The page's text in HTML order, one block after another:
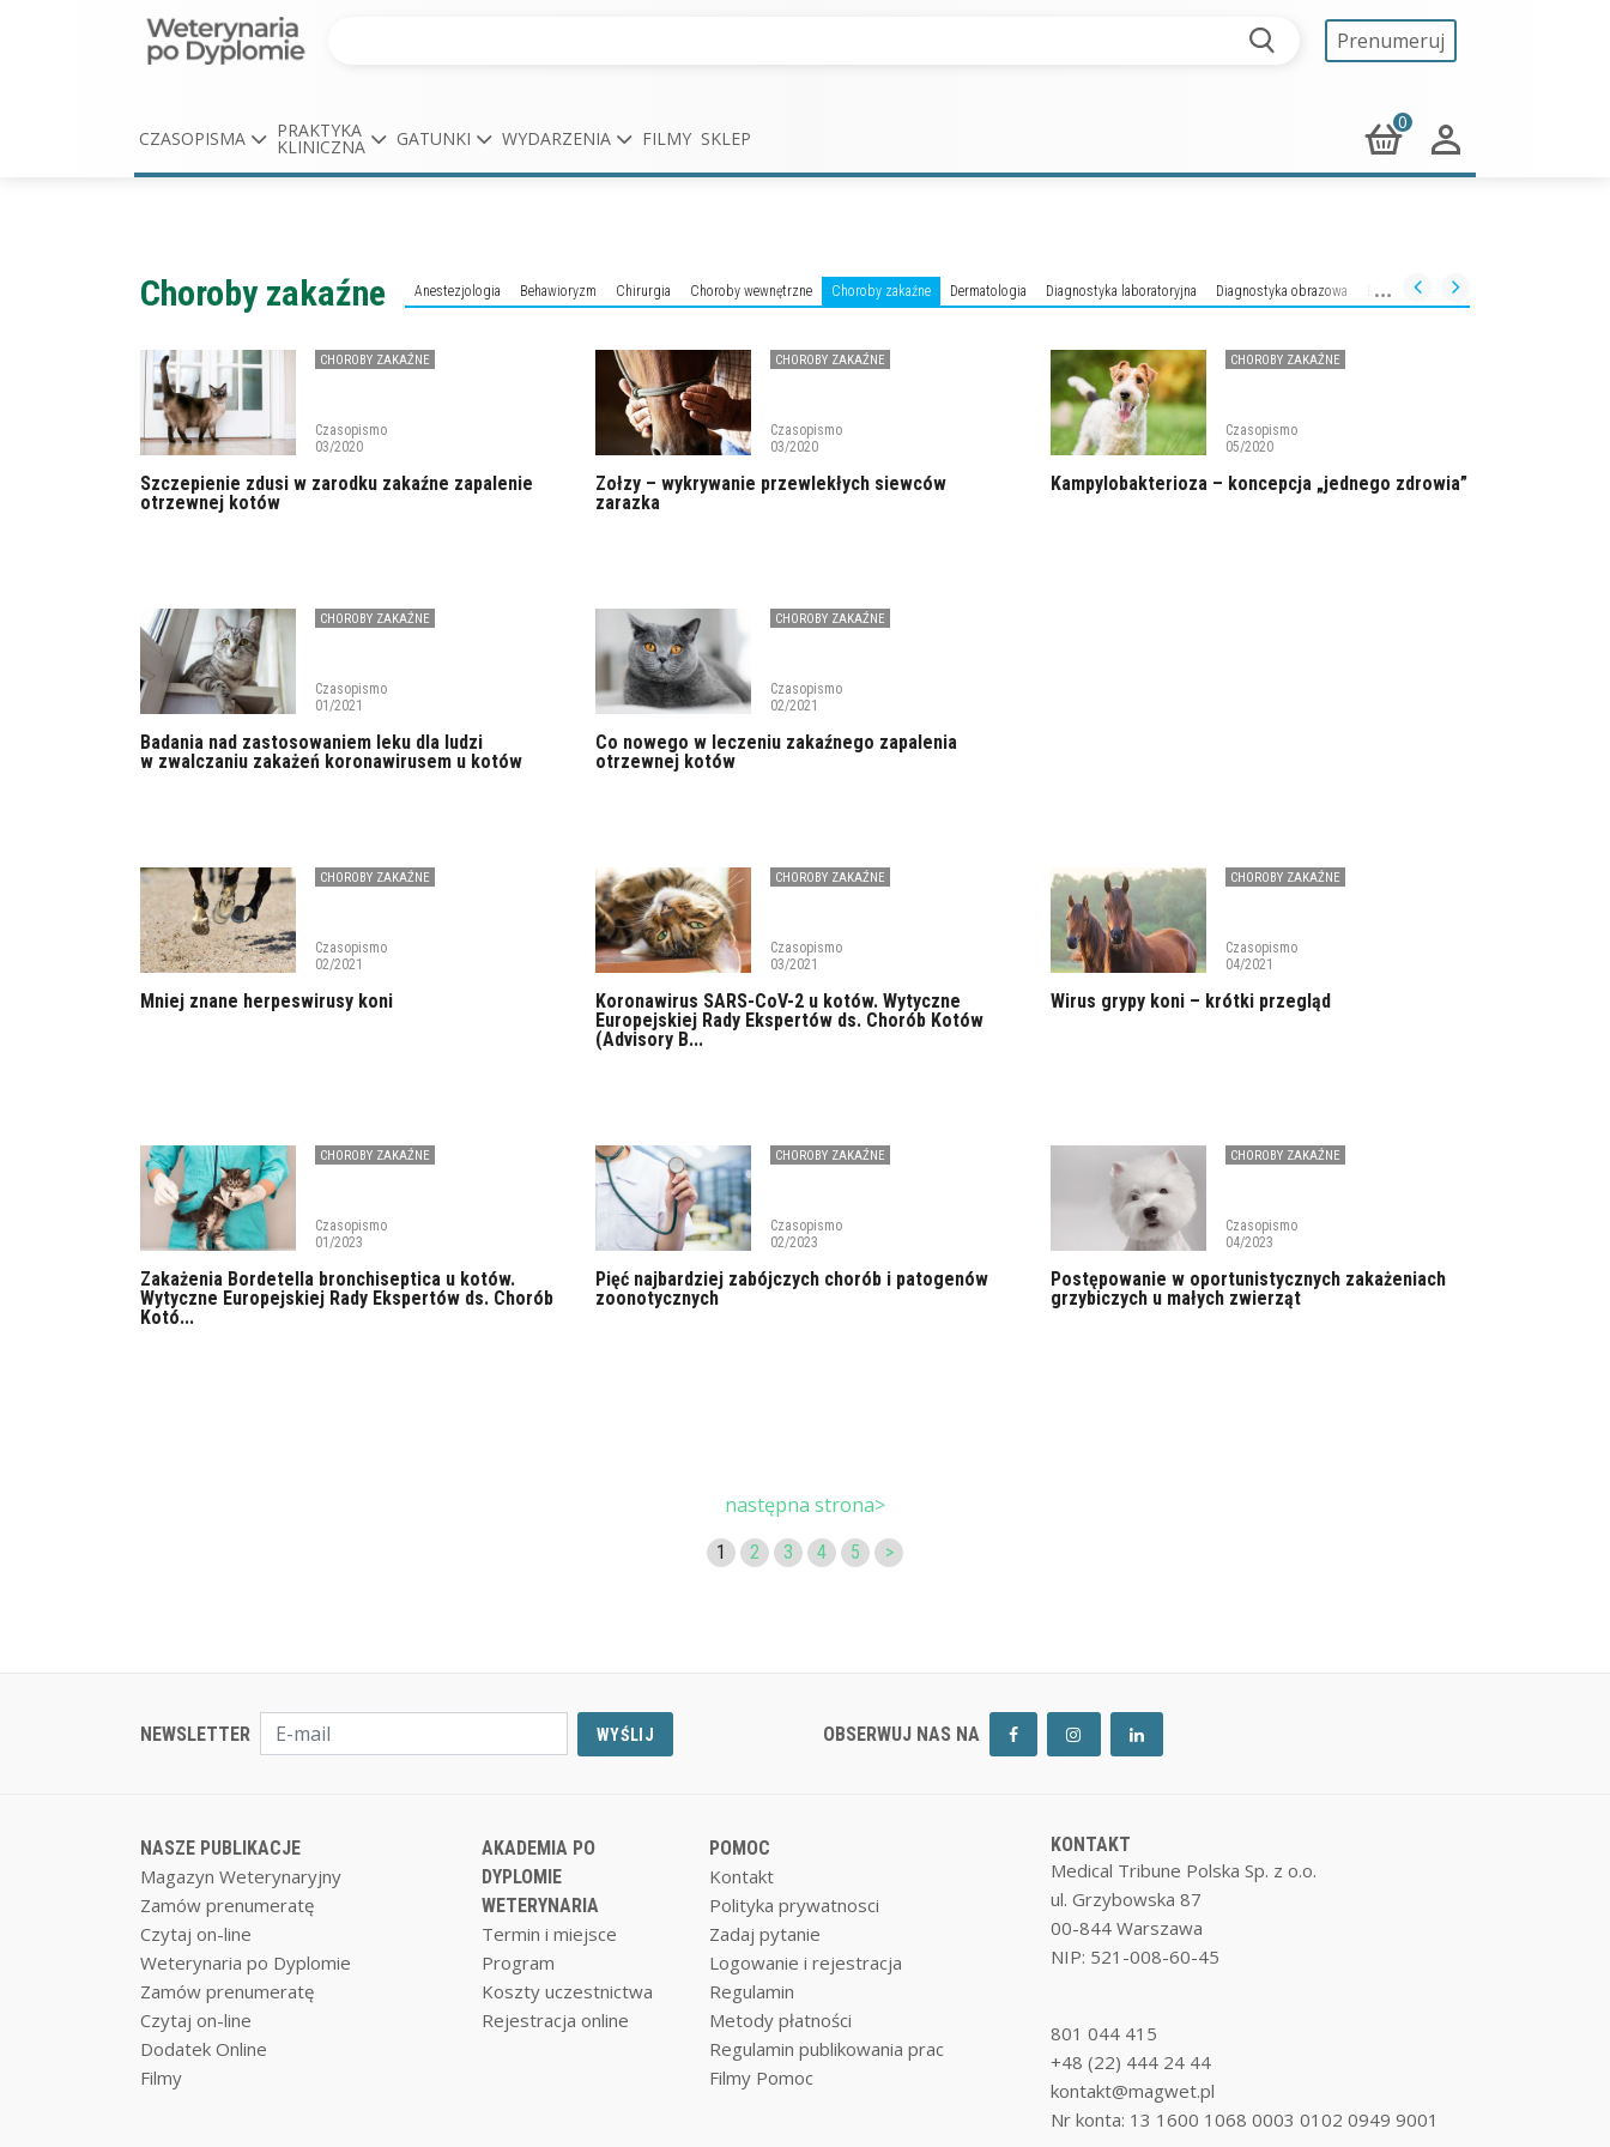
Prenumeruj
CZASOPISMA PRAKTYKA
KLINICZNA GATUNKI WYDARZENIA FILMY SKLEP
0
Choroby zakaźne Anestezjologia Behawioryzm Chirurgia Choroby wewnętrzne Choroby zakaźne Dermatologia Diagnostyka laboratoryjna Diagnostyka obrazowa Endokrynologia
CHOROBY ZAKAŹNE
Czasopismo
03/2020
Szczepienie zdusi w zarodku zakaźne zapalenie
otrzewnej kotów
CHOROBY ZAKAŹNE
Czasopismo
03/2020
Zołzy – wykrywanie przewlekłych siewców
zarazka
CHOROBY ZAKAŹNE
Czasopismo
05/2020
Kampylobakterioza – koncepcja „jednego zdrowia”
CHOROBY ZAKAŹNE
Czasopismo
01/2021
Badania nad zastosowaniem leku dla ludzi
w zwalczaniu zakażeń koronawirusem u kotów
CHOROBY ZAKAŹNE
Czasopismo
02/2021
Co nowego w leczeniu zakaźnego zapalenia
otrzewnej kotów
CHOROBY ZAKAŹNE
Czasopismo
02/2021
Mniej znane herpeswirusy koni
CHOROBY ZAKAŹNE
Czasopismo
03/2021
Koronawirus SARS-CoV-2 u kotów. Wytyczne
Europejskiej Rady Ekspertów ds. Chorób Kotów
(Advisory B...
CHOROBY ZAKAŹNE
Czasopismo
04/2021
Wirus grypy koni – krótki przegląd
CHOROBY ZAKAŹNE
Czasopismo
01/2023
Zakażenia Bordetella bronchiseptica u kotów.
Wytyczne Europejskiej Rady Ekspertów ds. Chorób
Kotó...
CHOROBY ZAKAŹNE
Czasopismo
02/2023
Pięć najbardziej zabójczych chorób i patogenów
zoonotycznych
CHOROBY ZAKAŹNE
Czasopismo
04/2023
Postępowanie w oportunistycznych zakażeniach
grzybiczych u małych zwierząt
następna strona>
1 2 3 4 5 >
NEWSLETTER WYŚLIJ OBSERWUJ NAS NA
NASZE PUBLIKACJE
Magazyn Weterynaryjny
Zamów prenumeratę
Czytaj on-line
Weterynaria po Dyplomie
Zamów prenumeratę
Czytaj on-line
Dodatek Online
Filmy
AKADEMIA PO
DYPLOMIE
WETERYNARIA
Termin i miejsce
Program
Koszty uczestnictwa
Rejestracja online
POMOC
Kontakt
Polityka prywatnosci
Zadaj pytanie
Logowanie i rejestracja
Regulamin
Metody płatności
Regulamin publikowania prac
Filmy Pomoc
KONTAKT
Medical Tribune Polska Sp. z o.o.
ul. Grzybowska 87
00-844 Warszawa
NIP: 521-008-60-45
801 044 415
+48 (22) 444 24 44
kontakt@magwet.pl
Nr konta: 13 1600 1068 0003 0102 0949 9001